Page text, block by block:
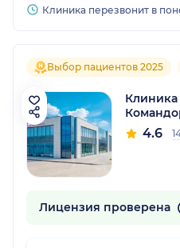
Клиника перезвонит в
Выбор пациентов 2025
Клиника
4.6
Лицензия проверена